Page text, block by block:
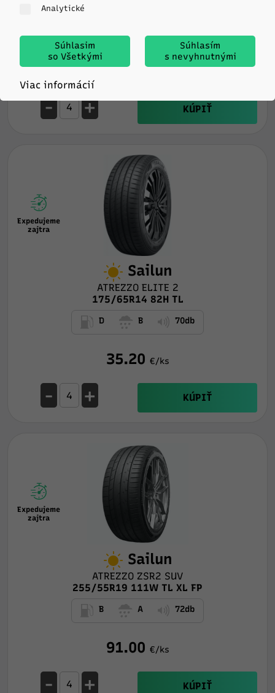
41.94
- + KÚPIŤ
Expedujeme
zajtra
Sailun
ATREZZO ELITE 2
175/65R14 82H TL
D B 70db
35.20 €/ks
- + KÚPIŤ
Expedujeme
zajtra
Sailun
ATREZZO ZSR2 SUV
255/55R19 111W TL XL FP
B A 72db
91.00 €/ks
- + KÚPIŤ
Analytické
Súhlasim
so Všetkými
Súhlasím
s nevyhnutnými
Viac informácií